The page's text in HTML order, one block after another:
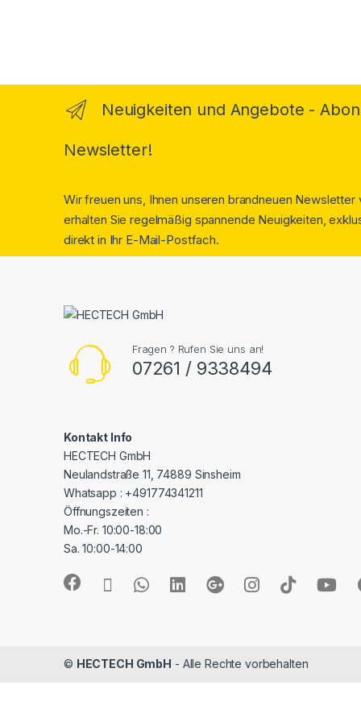
Neuigkeiten und Angebote -
Newsletter!
Wir freuen uns, Ihnen unseren brandneuen
erhalten Sie regelmäßig spannende Neuigkeiten,
direkt in Ihr E-Mail-Postfach.
Fragen ? Rufen Sie uns an!
07261 / 9338494
Kontakt Info
HECTECH GmbH
Neulandstraße 11, 74889 Sinsheim
Whatsapp : +491774341211
Öffnungszeiten :
Mo.-Fr. 10:00-18:00
Sa. 10:00-14:00
© HECTECH GmbH - Alle Rechte vorbehalten